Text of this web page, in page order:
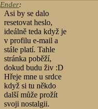
Ender:
Asi by se dalo
resetovat heslo,
ideálně teda když je
v profilu e-mail a
stále platí. Tahle
stránka poběží,
dokud budu živ :D
Hřeje mne u srdce
když si tu někdo
další může prožít
svoji nostalgii.